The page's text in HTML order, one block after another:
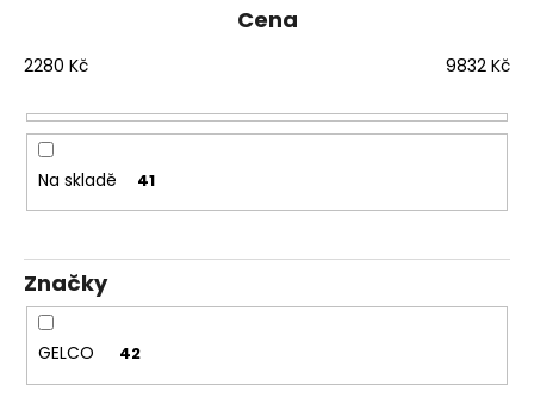
í
p
r
o
d
k
t
ů
Cena
2280 Kč 9832 Kč
Na skladě 41
Značky
GELCO 42